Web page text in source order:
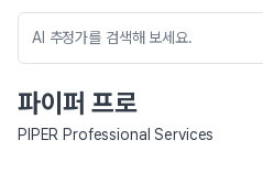
파이퍼 프로
PIPER Professional Services